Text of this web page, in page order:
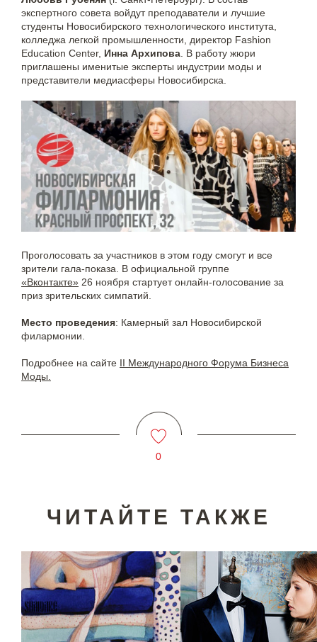
экспертного совета войдут преподаватели и лучшие
студенты Новосибирского технологического института,
колледжа легкой промышленности, директор Fashion
Education Center, Инна Архипова . В работу жюри
приглашены именитые эксперты индустрии моды и
представители медиасферы Новосибирска.
Проголосовать за участников в этом году смогут и все
зрители гала-показа. В официальной группе
«Вконтакте» 26 ноября стартует онлайн-голосование за
приз зрительских симпатий.
Место проведения: Камерный зал Новосибирской
филармонии.
Подробнее на сайте II Международного Форума Бизнеса
Моды.
0
ЧИТАЙТЕ ТАКЖЕ